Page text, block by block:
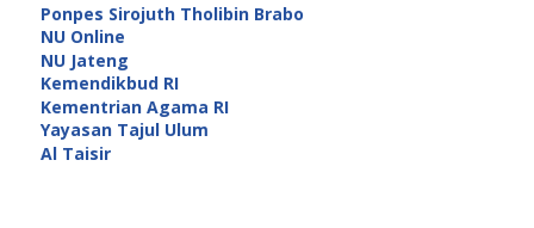
Ponpes Sirojuth Tholibin Brabo
NU Online
NU Jateng
Kemendikbud RI
Kementrian Agama RI
Yayasan Tajul Ulum
Al Taisir